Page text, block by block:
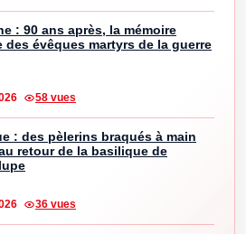
: 90 ans après, la mémoire
des évêques martyrs de la guerre
58 vues
: des pèlerins braqués à main
retour de la basilique de
36 vues